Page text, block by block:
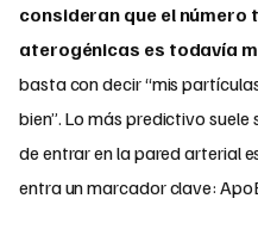
consideran que el
aterogénicas es todavía
basta con decir “mis
bien”. Lo más predictivo
de entrar en la pared arterial
entra un marcador clave: